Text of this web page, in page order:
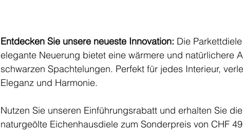
Entdecken Sie unsere neueste Innovation: Die
elegante Neuerung bietet eine wärmere und natürlichere
schwarzen Spachtelungen. Perfekt für jedes Interieur,
Eleganz und Harmonie.
Nutzen Sie unseren Einführungsrabatt und erhalten Sie
naturgeölte Eichenhausdiele zum Sonderpreis von CHF